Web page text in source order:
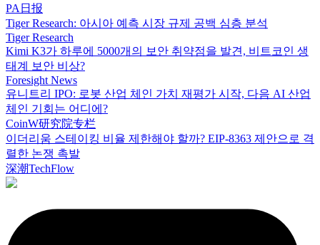
PA日报
Tiger Research: 아시아 예측 시장 규제 공백 심층 분석
Tiger Research
Kimi K3가 하루에 5000개의 보안 취약점을 발견, 비트코인 생
태계 보안 비상?
Foresight News
유니트리 IPO: 로봇 산업 체인 가치 재평가 시작, 다음 AI 산업
체인 기회는 어디에?
CoinW研究院专栏
이더리움 스테이킹 비율 제한해야 할까? EIP-8363 제안으로 격
렬한 논쟁 촉발
深潮TechFlow